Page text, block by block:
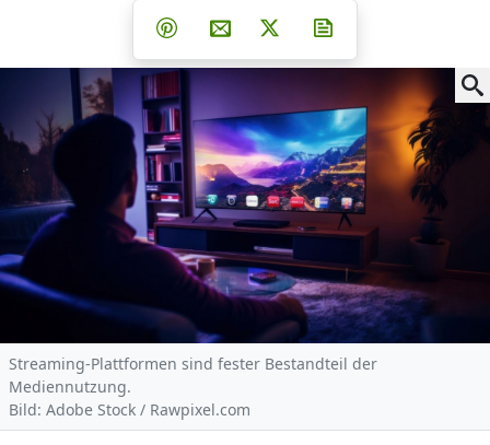
Teilen auf Facebook
Teilen auf Whatsapp
Teilen auf Telegram
Teilen auf Pinterest
Per E-Mail teilen
Post auf X
Streaming-Plattformen sind fester Bestandteil der
Mediennutzung.
Bild: Adobe Stock / Rawpixel.com